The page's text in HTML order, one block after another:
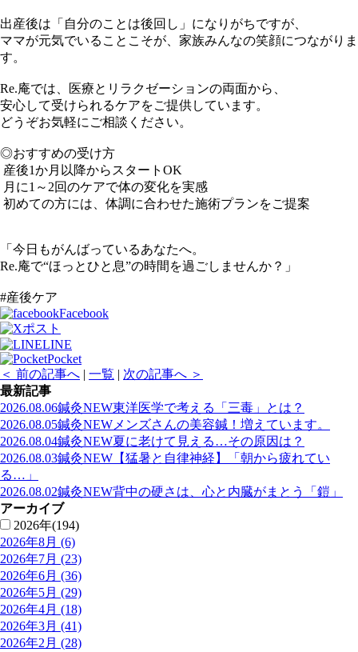
出産後は「自分のことは後回し」になりがちですが、
ママが元気でいることこそが、家族みんなの笑顔につながりま
す。
Re.庵では、医療とリラクゼーションの両面から、
安心して受けられるケアをご提供しています。
どうぞお気軽にご相談ください。
◎おすすめの受け方
産後1か月以降からスタートOK
月に1～2回のケアで体の変化を実感
初めての方には、体調に合わせた施術プランをご提案
「今日もがんばっているあなたへ。
Re.庵で“ほっとひと息”の時間を過ごしませんか？」
#産後ケア
Facebook
ポスト
LINE
Pocket
＜ 前の記事へ | 一覧 | 次の記事へ ＞
最新記事
2026.08.06鍼灸NEW東洋医学で考える「三毒」とは？
2026.08.05鍼灸NEW メンズさんの美容鍼！増えています。
2026.08.04鍼灸NEW夏に老けて見える…その原因は？
2026.08.03鍼灸NEW 【猛暑と自律神経】「朝から疲れてい
る…」
2026.08.02鍼灸NEW背中の硬さは、心と内臓がまとう「鎧」
アーカイブ
2026年(194)
2026年8月 (6)
2026年7月 (23)
2026年6月 (36)
2026年5月 (29)
2026年4月 (18)
2026年3月 (41)
2026年2月 (28)